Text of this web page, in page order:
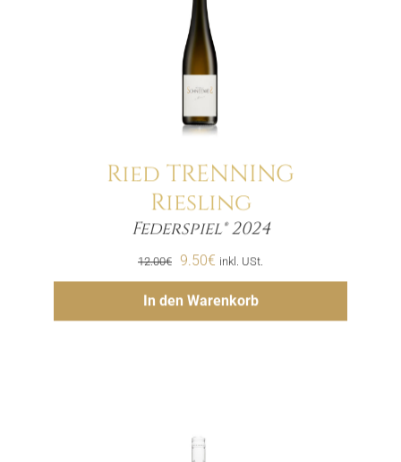
Ried TRENNING
Riesling
Federspiel® 2024
12.00€
Ursprünglicher
Preis
war:
9.50€ Aktueller
Preis
ist:
inkl. USt.
In den Warenkorb
Menge
Hinzufügen